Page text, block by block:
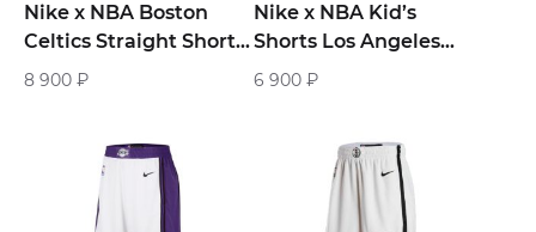
Nike x NBA Boston
Celtics Straight Shorts
«Green»
8 900 ₽
Nike x NBA Kid’s
Shorts Los Angeles
Lakers «Purple»
6 900 ₽